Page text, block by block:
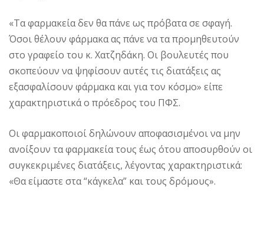
«Τα φαρμακεία δεν θα πάνε ως πρόβατα σε σφαγή.
Όσοι θέλουν φάρμακα ας πάνε να τα προμηθευτούν
στο γραφείο του κ. Χατζηδάκη. Οι βουλευτές που
σκοπεύουν να ψηφίσουν αυτές τις διατάξεις ας
εξασφαλίσουν φάρμακα και για τον κόσμο» είπε
χαρακτηριστικά ο πρόεδρος του ΠΦΣ.
Οι φαρμακοποιοί δηλώνουν αποφασισμένοι να μην
ανοίξουν τα φαρμακεία τους έως ότου αποσυρθούν οι
συγκεκριμένες διατάξεις, λέγοντας χαρακτηριστικά:
«Θα είμαστε στα “κάγκελα” και τους δρόμους».